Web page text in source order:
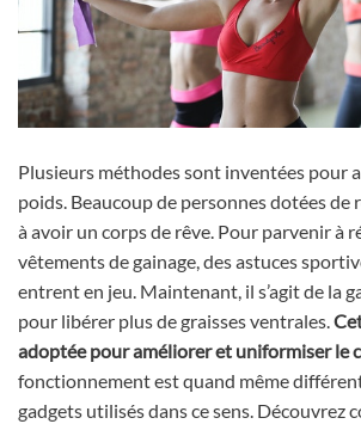
Plusieurs méthodes sont inventées pour
poids. Beaucoup de personnes dotées
à avoir un corps de rêve. Pour parvenir à
vêtements de gainage, des astuces
entrent en jeu. Maintenant, il s’agit de la
pour libérer plus de graisses ventrales.
adoptée pour améliorer et uniformiser le
fonctionnement est quand même
gadgets utilisés dans ce sens. Découvrez